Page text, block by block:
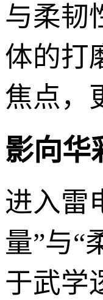
与柔韧
体的打
焦点，
影向华
进入雷
量”与“
于武学